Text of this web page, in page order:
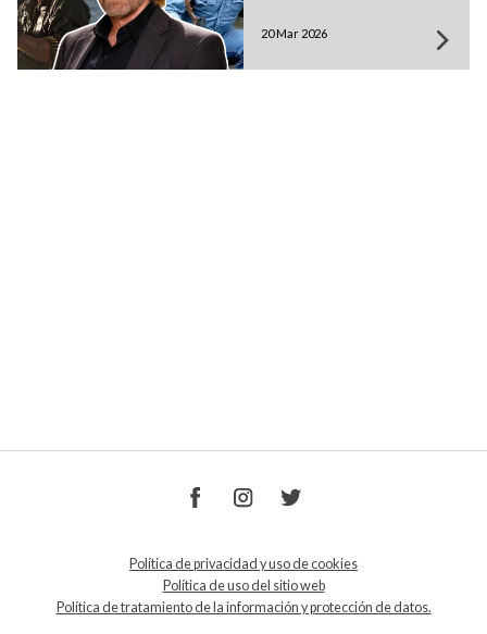
20 Mar 2026
Política de privacidad y uso de cookies
Política de uso del sitio web
Política de tratamiento de la información y protección de datos.